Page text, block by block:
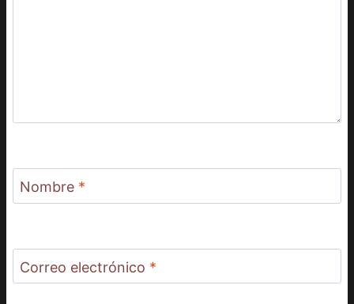
Nombre *
Correo electrónico *